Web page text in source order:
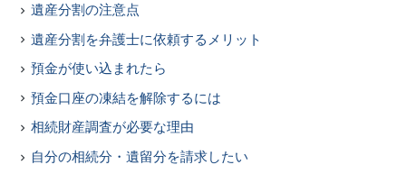
遺産分割の注意点
遺産分割を弁護士に依頼するメリット
預金が使い込まれたら
預金口座の凍結を解除するには
相続財産調査が必要な理由
自分の相続分・遺留分を請求したい